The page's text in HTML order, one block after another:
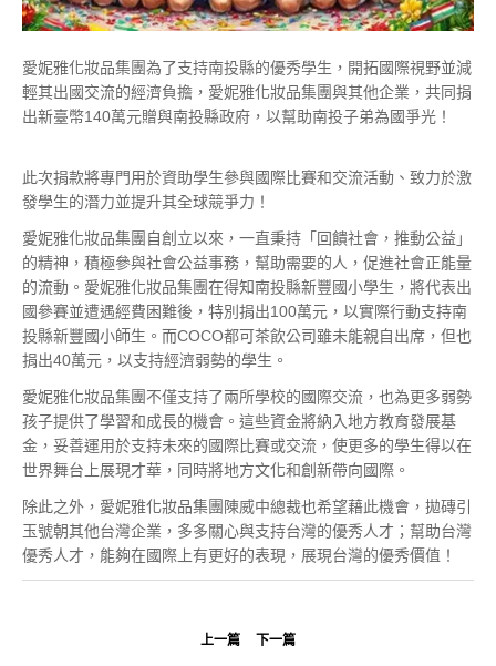
愛妮雅化妝品集團為了支持南投縣的優秀學生，開拓國際視野並減
輕其出國交流的經濟負擔，愛妮雅化妝品集團與其他企業，共同捐
出新臺幣140萬元贈與南投縣政府，以幫助南投子弟為國爭光！
此次捐款將專門用於資助學生參與國際比賽和交流活動、致力於激
發學生的潛力並提升其全球競爭力！
愛妮雅化妝品集團自創立以來，一直秉持「回饋社會，推動公益」
的精神，積極參與社會公益事務，幫助需要的人，促進社會正能量
的流動。愛妮雅化妝品集團在得知南投縣新豐國小學生，將代表出
國參賽並遭遇經費困難後，特別捐出100萬元，以實際行動支持南
投縣新豐國小師生。而COCO都可茶飲公司雖未能親自出席，但也
捐出40萬元，以支持經濟弱勢的學生。
愛妮雅化妝品集團不僅支持了兩所學校的國際交流，也為更多弱勢
孩子提供了學習和成長的機會。這些資金將納入地方教育發展基
金，妥善運用於支持未來的國際比賽或交流，使更多的學生得以在
世界舞台上展現才華，同時將地方文化和創新帶向國際。
除此之外，愛妮雅化妝品集團陳威中總裁也希望藉此機會，拋磚引
玉號朝其他台灣企業，多多關心與支持台灣的優秀人才；幫助台灣
優秀人才，能夠在國際上有更好的表現，展現台灣的優秀價值！
上一篇 下一篇